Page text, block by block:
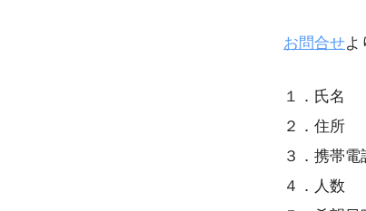
お問合せよ
１．氏名
２．住所
３．携帯電
４．人数